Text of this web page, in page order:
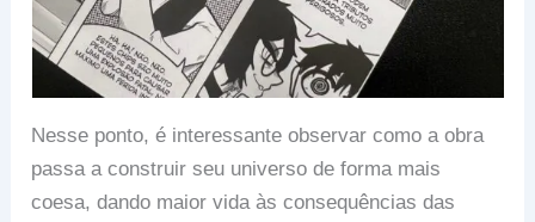
Nesse ponto, é interessante observar como a obra
passa a construir seu universo de forma mais
coesa, dando maior vida às consequências das